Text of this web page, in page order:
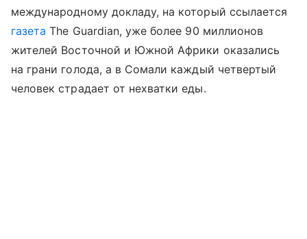
международному докладу, на который ссылается
газета The Guardian, уже более 90 миллионов
жителей Восточной и Южной Африки оказались
на грани голода, а в Сомали каждый четвертый
человек страдает от нехватки еды.